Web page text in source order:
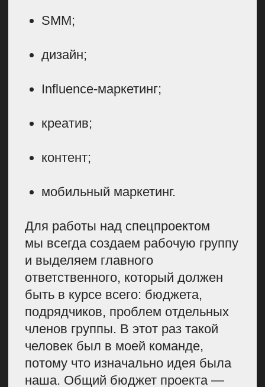
рекламную кампанию
участниц
нас формат анонсирования
у партнеров и амбассадоров
Помимо этого, мы специально для
женских сомнений». Это видео
охватило более 850 000 человек,
о нем бесплатно. Думаю, что видео
так откликнулось, потому что в нем
мы смогли попасть в боль
аудитории.
Также мы запустили рекламную
кампанию в РСЯ и в поиске
Яндекса. Последний вариант
отработал слабо, и мы от него
быстро отказались. А в РСЯ
стоимость лида получилась ниже,
чем в обычных наших B2B-
кампаниях.